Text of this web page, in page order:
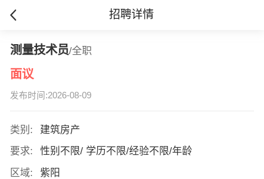
招聘详情
测量技术员/全职
面议
发布时间:2026-08-09
类别:
建筑房产
要求:
性别不限/ 学历不限/经验不限/年龄
区域:
紫阳